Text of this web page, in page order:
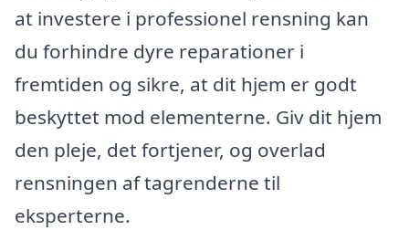
at investere i professionel rensning kan
du forhindre dyre reparationer i
fremtiden og sikre, at dit hjem er godt
beskyttet mod elementerne. Giv dit hjem
den pleje, det fortjener, og overlad
rensningen af tagrenderne til
eksperterne.